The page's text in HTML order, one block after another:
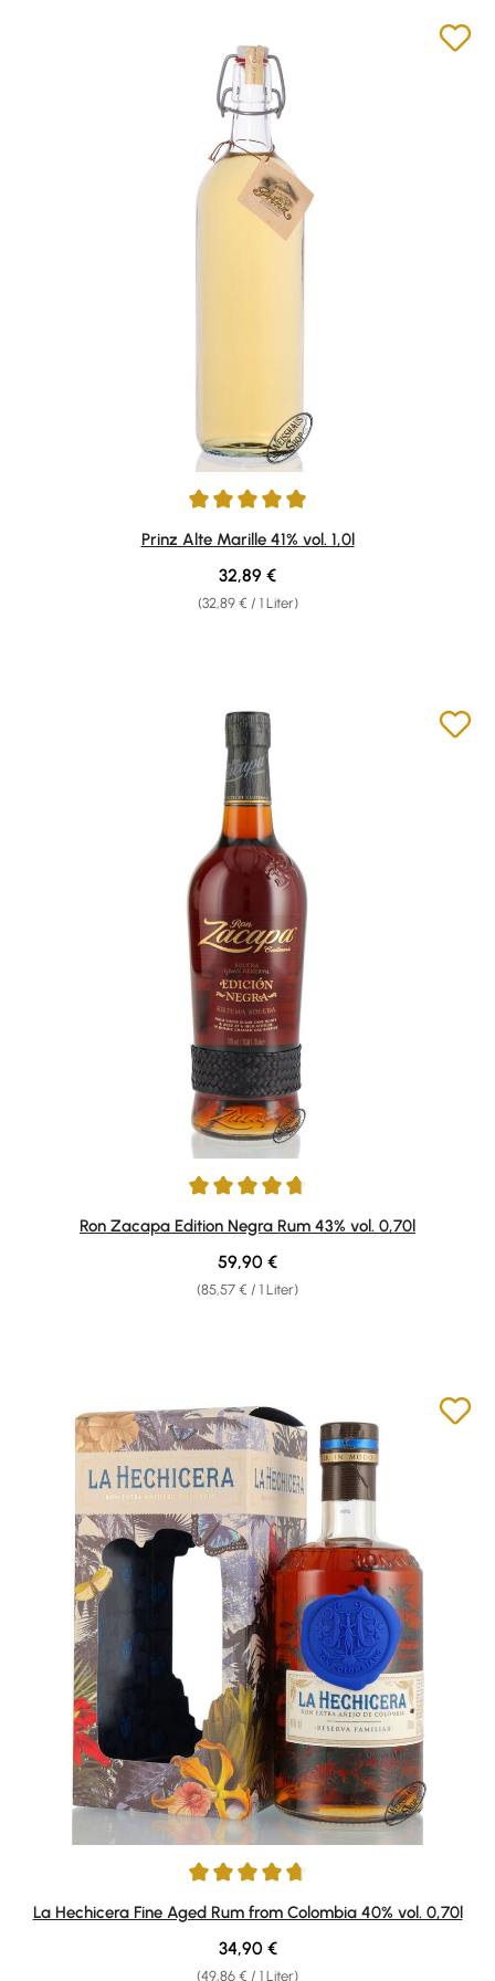
Durchschnittliche Bewertung von 4.96 von 5 Sternen
Prinz Alte Marille 41% vol. 1,0l
(32,89 € / 1 Liter)
Regulärer Preis:
32,89 €
Durchschnittliche Bewertung von 4.84 von 5 Sternen
Ron Zacapa Edition Negra Rum 43% vol. 0,70l
(85,57 € / 1 Liter)
Regulärer Preis:
59,90 €
Durchschnittliche Bewertung von 4.64 von 5 Sternen
La Hechicera Fine Aged Rum from Colombia 40% vol. 0,70l
(49,86 € / 1 Liter)
Regulärer Preis:
34,90 €